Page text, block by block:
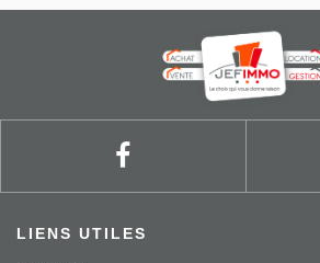
LIENS UTILES